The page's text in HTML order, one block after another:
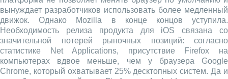
вынуждает разработчиков использовать более медленный
движок. Однако Mozilla в конце концов уступила.
Необходимость релиза продукта для iOS связана со
значительной потерей рыночных позиций: согласно
статистике Net Applications, присутствие Firefox на
компьютерах вдвое меньше, чем у браузера Google
Chrome, который охватывает 25% десктопных систем. Да и